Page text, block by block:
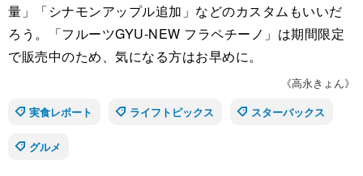
量」「シナモンアップル追加」などのカスタムもいいだ
ろう。「フルーツGYU‐NEW フラペチーノ」は期間限定
で販売中のため、気になる方はお早めに。
《高永きょん》
実食レポート
ライフトピックス スターバックス
グルメ